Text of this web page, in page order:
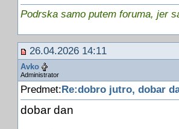
Podrska samo putem foruma, jer
26.04.2026 14:11
Avko
Administrator
Predmet: Re:dobro jutro, dobar
dobar dan